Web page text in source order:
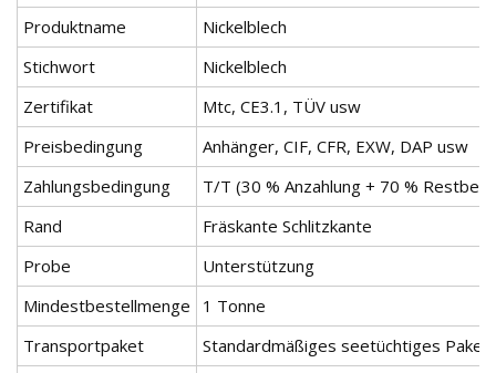
Produktname
Nickelblech
Stichwort
Nickelblech
Zertifikat
Mtc, CE3.1, TÜV usw
Preisbedingung
Anhänger, CIF, CFR, EXW, DAP usw
Zahlungsbedingung
T/T (30 % Anzahlung + 70 %
Rand
Fräskante Schlitzkante
Probe
Unterstützung
Mindestbestellmenge
1 Tonne
Transportpaket
Standardmäßiges seetüchtiges Paket